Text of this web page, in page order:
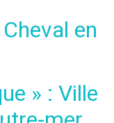
en
» : Ville